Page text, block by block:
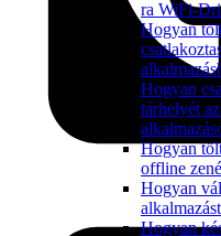
ra WiFi-
Hogyan
Hogyan
tárhelyét
Hogyan
offline
Hogyan
Hogyan